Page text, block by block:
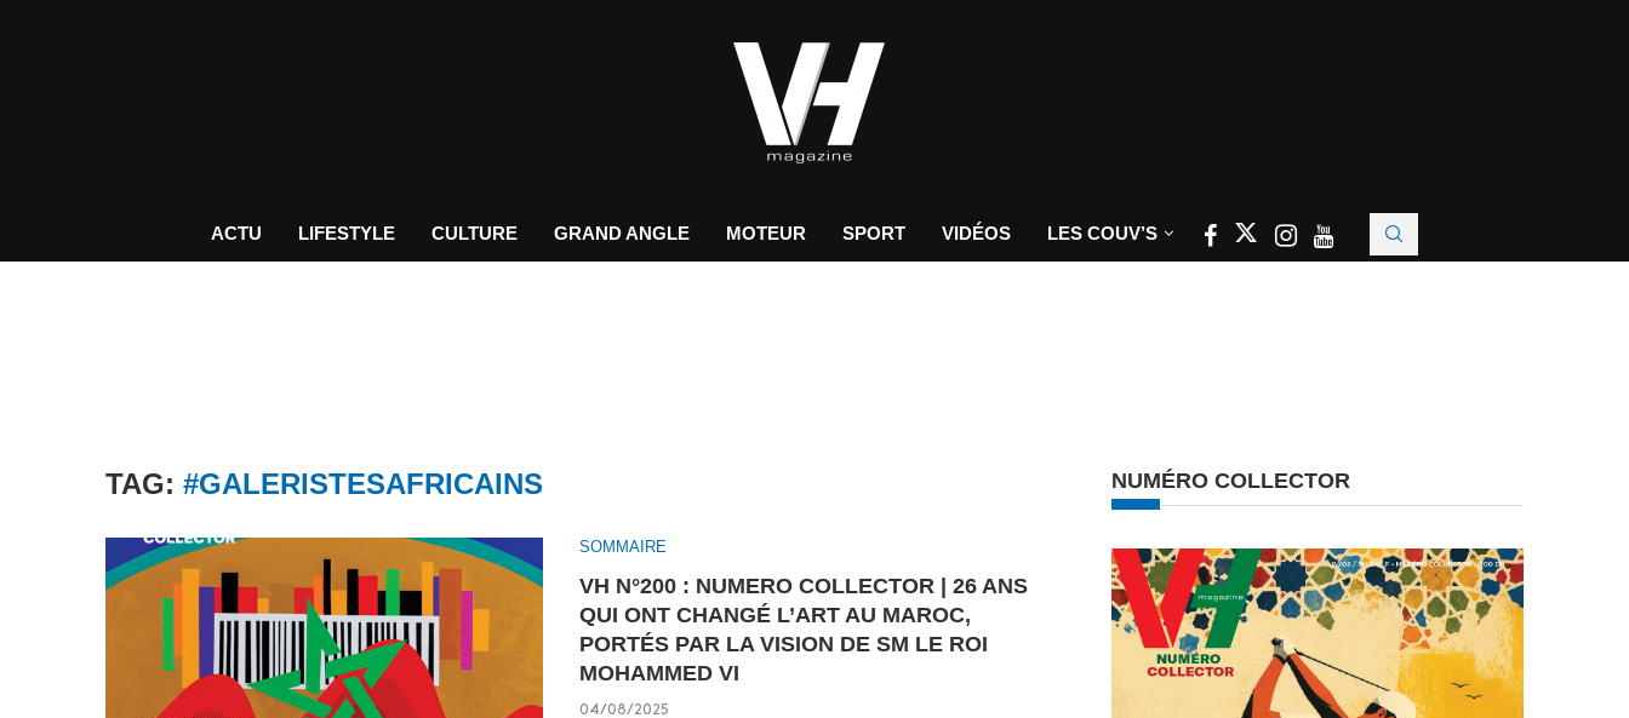
ACTU LIFESTYLE CULTURE GRAND ANGLE MOTEUR SPORT VIDÉOS LES COUV’S
TAG: #GALERISTESAFRICAINS
SOMMAIRE
VH N°200 : NUMERO COLLECTOR | 26 ANS
QUI ONT CHANGÉ L’ART AU MAROC,
PORTÉS PAR LA VISION DE SM LE ROI
MOHAMMED VI
04/08/2025
NUMÉRO COLLECTOR